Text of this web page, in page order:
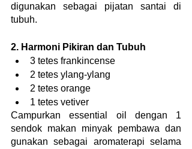
digunakan sebagai pijatan santai di
tubuh.
2. Harmoni Pikiran dan Tubuh
3 tetes frankincense
2 tetes ylang-ylang
2 tetes orange
1 tetes vetiver
Campurkan essential oil dengan 1
sendok makan minyak pembawa dan
gunakan sebagai aromaterapi selama